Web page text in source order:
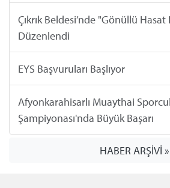
Çıkrık Beldesi’nde "Gönüllü
Düzenlendi
EYS Başvuruları Başlıyor
Afyonkarahisarlı Muaythai
Şampiyonası'nda Büyük Başarı
HABER ARŞİVİ »